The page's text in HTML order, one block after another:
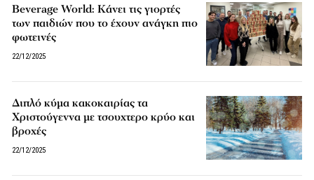
Beverage World: Κάνει τις γιορτές
των παιδιών που το έχουν ανάγκη πιο
φωτεινές
22/12/2025
Διπλό κύμα κακοκαιρίας τα
Χριστούγεννα με τσουχτερο κρύο και
βροχές
22/12/2025